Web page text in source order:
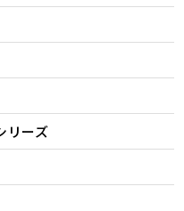
リーズ